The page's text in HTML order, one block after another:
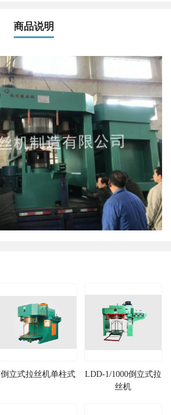
商品说明
倒立式拉丝机单柱式
LDD-1/1000倒立式拉
丝机